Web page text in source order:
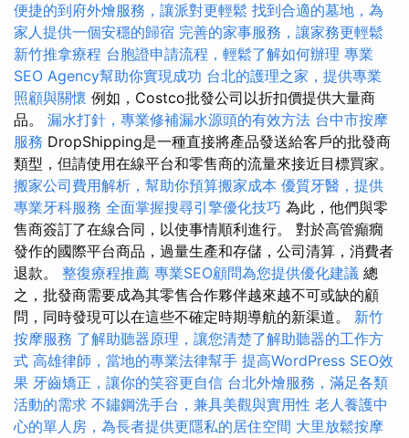
便捷的到府外燴服務，讓派對更輕鬆 找到合適的墓地，為
家人提供一個安穩的歸宿 完善的家事服務，讓家務更輕鬆
新竹推拿療程 台胞證申請流程，輕鬆了解如何辦理 專業
SEO Agency幫助你實現成功 台北的護理之家，提供專業
照顧與關懷 例如，Costco批發公司以折扣價提供大量商
品。 漏水打針，專業修補漏水源頭的有效方法 台中市按摩
服務 DropShipping是一種直接將產品發送給客戶的批發商
類型，但請使用在線平台和零售商的流量來接近目標買家。
搬家公司費用解析，幫助你預算搬家成本 優質牙醫，提供
專業牙科服務 全面掌握搜尋引擎優化技巧 為此，他們與零
售商簽訂了在線合同，以使事情順利進行。 對於高管癲癇
發作的國際平台商品，過量生產和存儲，公司清算，消費者
退款。 整復療程推薦 專業SEO顧問為您提供優化建議 總
之，批發商需要成為其零售合作夥伴越來越不可或缺的顧
問，同時發現可以在這些不確定時期導航的新渠道。 新竹
按摩服務 了解助聽器原理，讓您清楚了解助聽器的工作方
式 高雄律師，當地的專業法律幫手 提高WordPress SEO效
果 牙齒矯正，讓你的笑容更自信 台北外燴服務，滿足各類
活動的需求 不鏽鋼洗手台，兼具美觀與實用性 老人養護中
心的單人房，為長者提供更隱私的居住空間 大里放鬆按摩